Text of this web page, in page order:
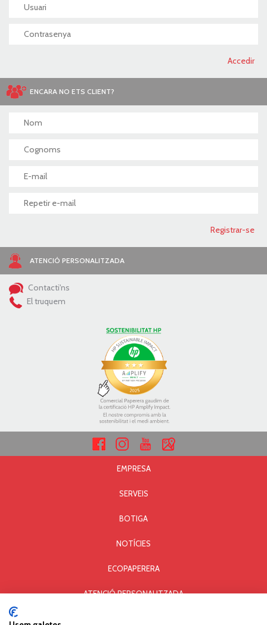
ENCARA NO ETS CLIENT?
ATENCIÓ PERSONALITZADA
Contacti'ns
El truquem
EMPRESA
SERVEIS
BOTIGA
NOTÍCIES
ECOPAPERERA
ATENCIÓ PERSONALITZADA